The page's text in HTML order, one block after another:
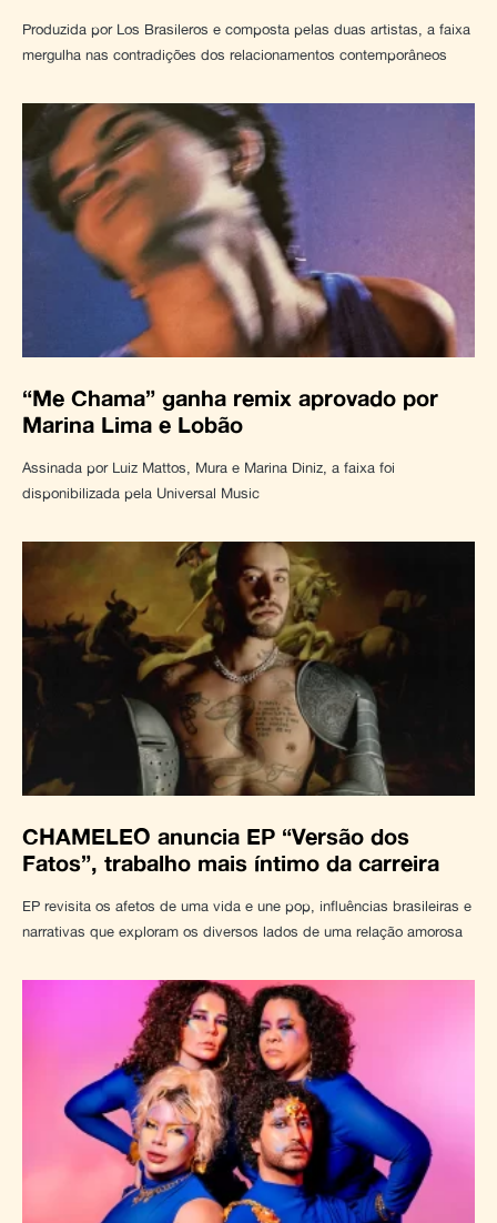
Produzida por Los Brasileros e composta pelas duas artistas, a faixa
mergulha nas contradições dos relacionamentos contemporâneos
“Me Chama” ganha remix aprovado por
Marina Lima e Lobão
Assinada por Luiz Mattos, Mura e Marina Diniz, a faixa foi
disponibilizada pela Universal Music
CHAMELEO anuncia EP “Versão dos
Fatos”, trabalho mais íntimo da carreira
EP revisita os afetos de uma vida e une pop, influências brasileiras e
narrativas que exploram os diversos lados de uma relação amorosa